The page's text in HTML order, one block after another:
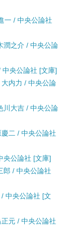
一 / 中央公論社
潤之介 / 中央公論
央公論社 [文庫]
内力 / 中央公論
川大吉 / 中央公論
二 / 中央公論社
央公論社 [文庫]
郎 / 中央公論社
中央公論社 [文
元 / 中央公論社